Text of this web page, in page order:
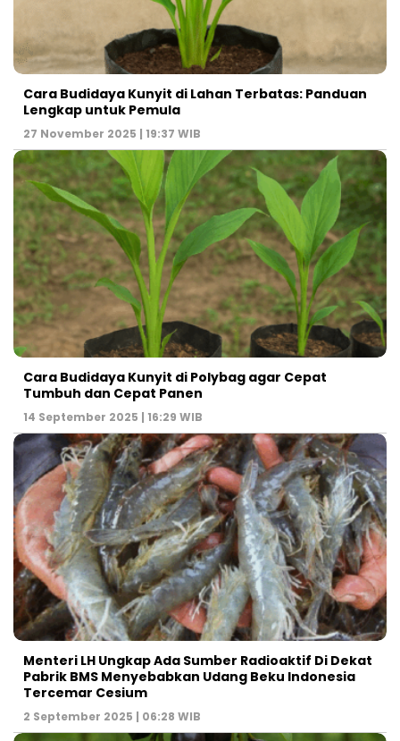
Cara Budidaya Kunyit di Lahan Terbatas: Panduan
Lengkap untuk Pemula
27 November 2025 | 19:37 WIB
Cara Budidaya Kunyit di Polybag agar Cepat
Tumbuh dan Cepat Panen
14 September 2025 | 16:29 WIB
Menteri LH Ungkap Ada Sumber Radioaktif Di Dekat
Pabrik BMS Menyebabkan Udang Beku Indonesia
Tercemar Cesium
2 September 2025 | 06:28 WIB